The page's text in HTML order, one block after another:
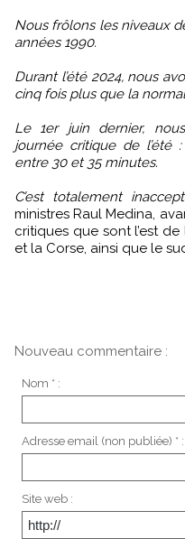
Nous frôlons les niveaux
années 1990.
Durant l’été 2024, nous
cinq fois plus que la
Le 1er juin dernier,
journée critique de l’été
entre 30 et 35 minutes.
C’est totalement
ministres Raul Medina,
critiques que sont l’est
et la Corse, ainsi que le
Nouveau commentaire :
Nom * :
Adresse email (non publiée) * :
Site web :